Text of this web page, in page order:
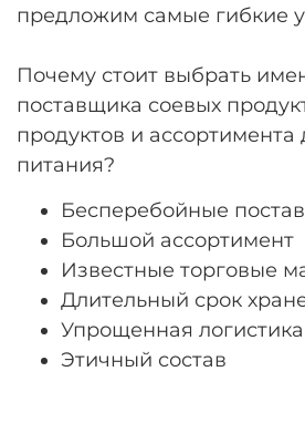
предложим самые гибкие
Почему стоит выбрать
поставщика соевых
продуктов и ассортимента
питания?
Бесперебойные
Большой ассортимент
Известные торговые
Длительный срок
Упрощенная логистика
Этичный состав